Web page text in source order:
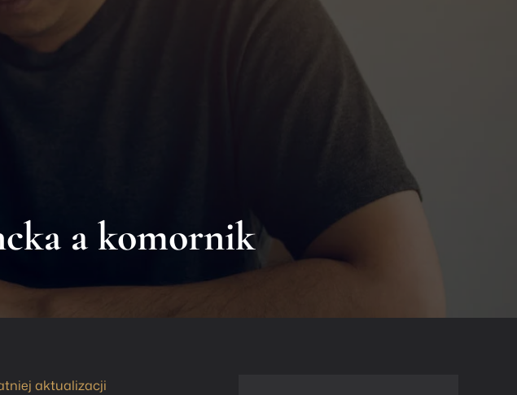
Skontaktuj się z nami
biuro@kancelaria-homines.pl
a komornik
aktualizacji